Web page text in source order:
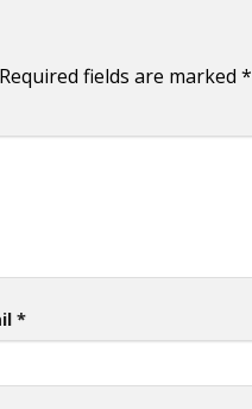
Required fields are marked*
*